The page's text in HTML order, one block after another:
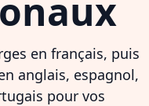
en français, puis
anglais, espagnol,
pour vos